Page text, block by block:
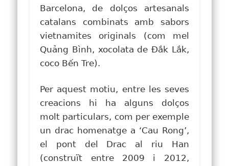
Barcelona, de dolços artesanals
catalans combinats amb sabors
vietnamites originals (com mel
Quảng Bình, xocolata de Đắk Lắk,
coco Bến Tre).
Per aquest motiu, entre les seves
creacions hi ha alguns dolços
molt particulars, com per exemple
un drac homenatge a ‘Cau Rong’,
el pont del Drac al riu Han
(construït entre 2009 i 2012,